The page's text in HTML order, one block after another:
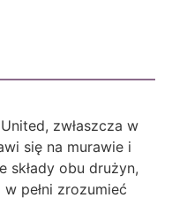
zwłaszcza w
się na murawie i
składy obu drużyn,
pełni zrozumieć